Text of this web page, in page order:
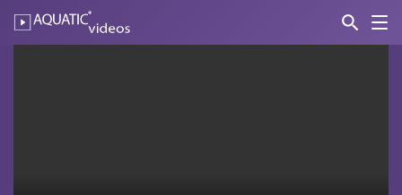
search
AQUATIC-